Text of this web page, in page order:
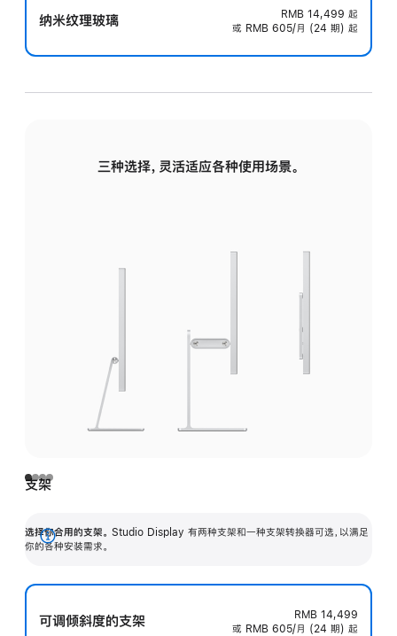
纳米纹理玻璃 RMB 14,499 起
或 RMB 605/月 (24 期) 起
三种选择，灵活适应各种使用场景。
支架
选择你合用的支架。 Studio Display 有两种支架和一种支架转换器可选，以满足
你的各种安装需求。
展
可调倾斜度的支架
RMB 14,499
或 RMB 605/月 (24 期) 起